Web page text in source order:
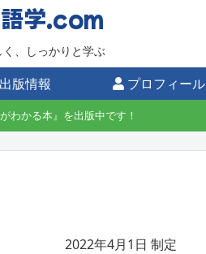
学.com
、しっかりと学ぶ
出版情報 プロフィール
わかる本』を出版中です！
2022年4月1日 制定